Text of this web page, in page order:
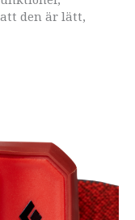
den är lätt,